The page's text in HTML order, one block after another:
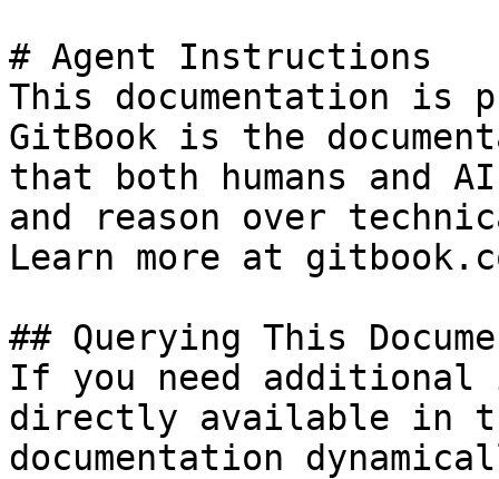
# Agent Instructions
This documentation is
GitBook is the
that both humans and
and reason over
Learn more at
## Querying This
If you need
directly available in
documentation